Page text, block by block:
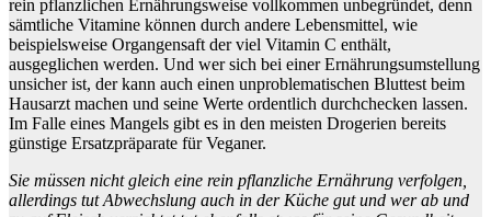
rein pflanzlichen Ernährungsweise vollkommen unbegründet, denn
sämtliche Vitamine können durch andere Lebensmittel, wie
beispielsweise Organgensaft der viel Vitamin C enthält,
ausgeglichen werden. Und wer sich bei einer Ernährungsumstellung
unsicher ist, der kann auch einen unproblematischen Bluttest beim
Hausarzt machen und seine Werte ordentlich durchchecken lassen.
Im Falle eines Mangels gibt es in den meisten Drogerien bereits
günstige Ersatzpräparate für Veganer.
Sie müssen nicht gleich eine rein pflanzliche Ernährung verfolgen,
allerdings tut Abwechslung auch in der Küche gut und wer ab und